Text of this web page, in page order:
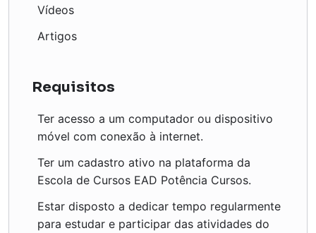
Vídeos
Artigos
Requisitos
Ter acesso a um computador ou dispositivo
móvel com conexão à internet.
Ter um cadastro ativo na plataforma da
Escola de Cursos EAD Potência Cursos.
Estar disposto a dedicar tempo regularmente
para estudar e participar das atividades do